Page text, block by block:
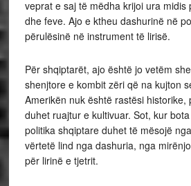
veprat e saj të mëdha krijoi ura midis
dhe feve. Ajo e ktheu dashurinë në
përulësinë në instrument të lirisë.
Për shqiptarët, ajo është jo vetëm
shenjtore e kombit zëri që na kujton
Amerikën nuk është rastësi historike,
duhet ruajtur e kultivuar. Sot, kur
politika shqiptare duhet të mësojë
vërtetë lind nga dashuria, nga
për lirinë e tjetrit.